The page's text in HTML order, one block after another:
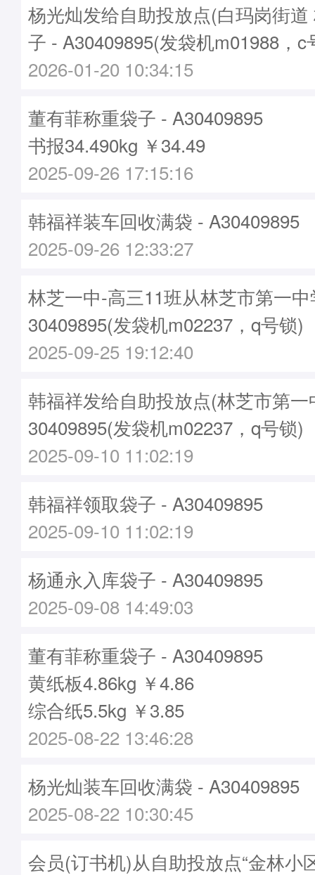
杨光灿发给自助投放点(白玛岗街
子 - A30409895(发袋机m01988，c
2026-01-20 10:34:15
董有菲称重袋子 - A30409895
书报34.490kg ￥34.49
2025-09-26 17:15:16
韩福祥装车回收满袋 - A30409895
2025-09-26 12:33:27
林芝一中-高三11班从林芝市第一
30409895(发袋机m02237，q号锁)
2025-09-25 19:12:40
韩福祥发给自助投放点(林芝市第
30409895(发袋机m02237，q号锁)
2025-09-10 11:02:19
韩福祥领取袋子 - A30409895
2025-09-10 11:02:19
杨通永入库袋子 - A30409895
2025-09-08 14:49:03
董有菲称重袋子 - A30409895
黄纸板4.86kg ￥4.86
综合纸5.5kg ￥3.85
2025-08-22 13:46:28
杨光灿装车回收满袋 - A30409895
2025-08-22 10:30:45
会员(订书机)从自助投放点“金林小